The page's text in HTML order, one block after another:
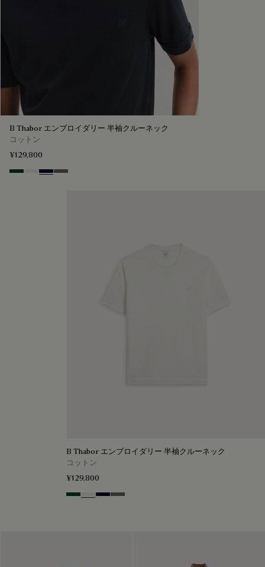
B Thabor エンブロイダリー 半袖クルーネック
コットン
¥129,800
Green Smoke
Off White
Nero Blue
Sepia
B Thabor エンブロイダリー 半袖クルーネック
コットン
¥129,800
Green Smoke
Off White
Nero Blue
Sepia